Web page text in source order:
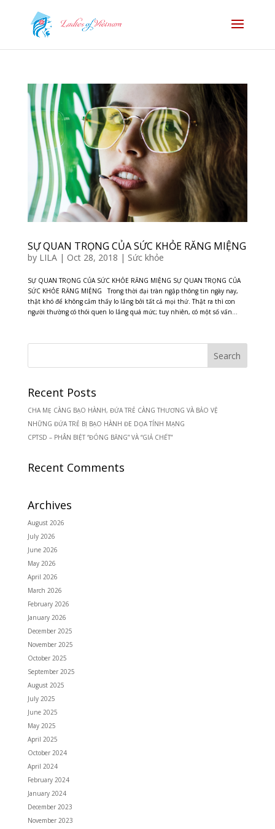
SỰ QUAN TRỌNG CỦA SỨC KHỎE RĂNG MIỆNG
by LILA| Oct 28, 2018 | Sức khỏe
SỰ QUAN TRỌNG CỦA SỨC KHỎE RĂNG MIỆNG SỰ QUAN TRỌNG CỦA
SỨC KHỎE RĂNG MIỆNG Trong thời đại tràn ngập thông tin ngày nay,
thật khó để không cảm thấy lo lắng bởi tất cả mọi thứ. Thật ra thì con
người thường có thói quen lo lắng quá mức; tuy nhiên, có một số vấn...
Recent Posts
CHA MẸ CÀNG BẠO HÀNH, ĐỨA TRẺ CÀNG THƯƠNG VÀ BẢO VỆ
NHỮNG ĐỨA TRẺ BỊ BẠO HÀNH ĐE DỌA TÍNH MẠNG
CPTSD – PHÂN BIỆT “ĐÓNG BĂNG” VÀ “GIẢ CHẾT”
Recent Comments
Archives
August 2026
July 2026
June 2026
May 2026
April 2026
March 2026
February 2026
January 2026
December 2025
November 2025
October 2025
September 2025
August 2025
July 2025
June 2025
May 2025
April 2025
October 2024
April 2024
February 2024
January 2024
December 2023
November 2023